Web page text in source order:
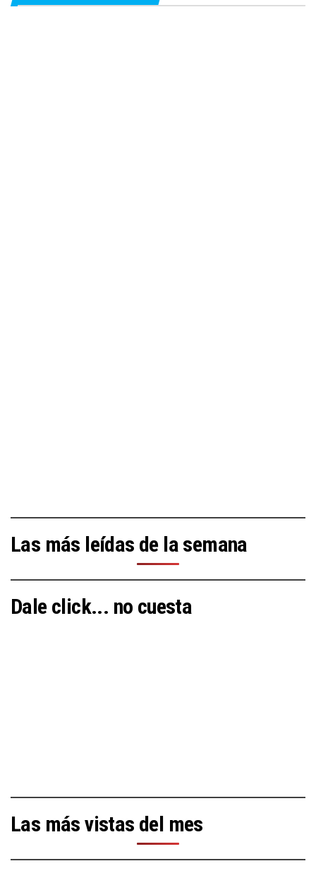
Las más leídas de la semana
Dale click... no cuesta
Las más vistas del mes